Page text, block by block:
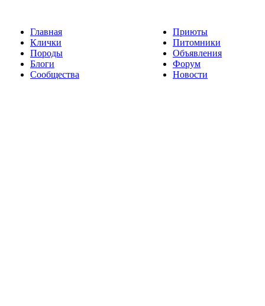
Главная
Клички
Породы
Блоги
Сообщества
Приюты
Питомники
Объявления
Форум
Новости